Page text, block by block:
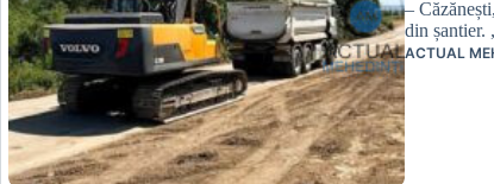
–
din șantier.
ACTUAL